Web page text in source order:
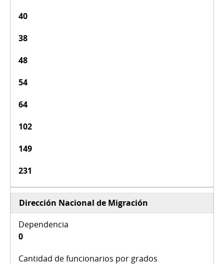
40
38
48
54
64
102
149
231
Dirección Nacional de Migración
0